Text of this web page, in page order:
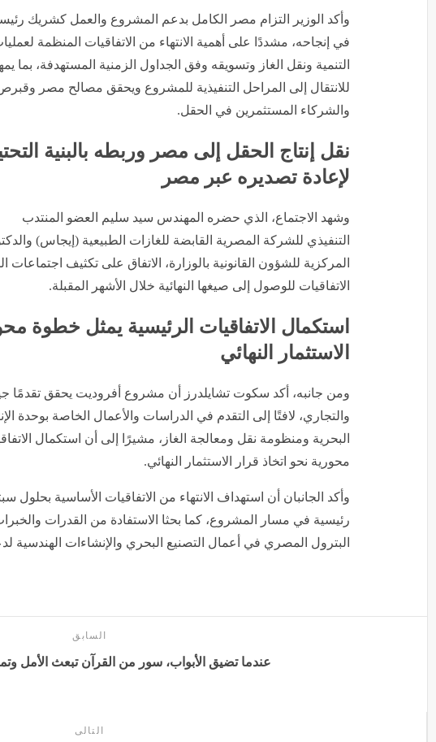
وأكد الوزير التزام مصر الكامل بدعم المشروع والعمل كشريك
في إنجاحه، مشددًا على أهمية الانتهاء من الاتفاقيات المنظمة
التنمية ونقل الغاز وتسويقه وفق الجداول الزمنية المستهدفة، بما
للانتقال إلى المراحل التنفيذية للمشروع ويحقق مصالح مصر
والشركاء المستثمرين في الحقل.
نقل إنتاج الحقل إلى مصر وربطه بالبنية
لإعادة تصديره عبر مصر
وشهد الاجتماع، الذي حضره المهندس سيد سليم العضو المنتدب
التنفيذي للشركة المصرية القابضة للغازات الطبيعية (إيجاس)
المركزية للشؤون القانونية بالوزارة، الاتفاق على تكثيف
الاتفاقيات للوصول إلى صيغها النهائية خلال الأشهر المقبلة.
استكمال الاتفاقيات الرئيسية يمثل خطوة
الاستثمار النهائي
ومن جانبه، أكد سكوت تشايلدرز أن مشروع أفروديت يحقق تقدمًا
والتجاري، لافتًا إلى التقدم في الدراسات والأعمال الخاصة بوحدة
البحرية ومنظومة نقل ومعالجة الغاز، مشيرًا إلى أن استكمال
محورية نحو اتخاذ قرار الاستثمار النهائي.
وأكد الجانبان أن استهداف الانتهاء من الاتفاقيات الأساسية
رئيسية في مسار المشروع، كما بحثا الاستفادة من القدرات
البترول المصري في أعمال التصنيع البحري والإنشاءات الهندسية
السابق
عندما تضيق الأبواب، سور من القرآن تبعث الأمل
التالى